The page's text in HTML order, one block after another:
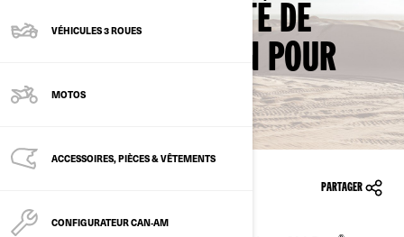
VÉHICULES 3 ROUES
MOTOS
ACCESSOIRES, PIÈCES & VÊTEMENTS
CONFIGURATEUR CAN‑AM
RAPPEL DE SÉCURITÉ DE
PULLS À CAPUCHON POUR
ENFANTS
PARTAGER